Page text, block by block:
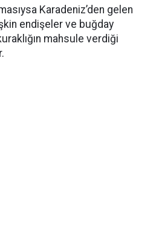
Karadeniz’den gelen
endişeler ve buğday
mahsule verdiği